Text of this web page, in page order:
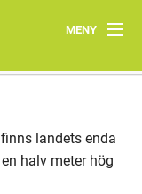
MENY
Årets Program
Smultronställen
landets enda
halv meter hög